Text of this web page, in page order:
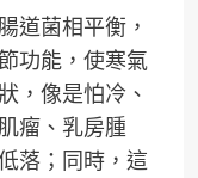
道菌相平衡，
功能，使寒氣
，像是怕冷、
瘤、乳房腫
落；同時，這